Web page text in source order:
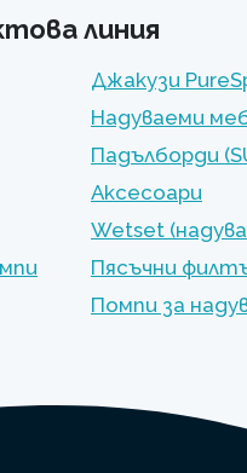
линия
Джакузи
Надуваеми
Падълборди
Аксесоари
Wetset
Пясъчни
Помпи за